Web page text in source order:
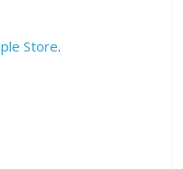
Store.